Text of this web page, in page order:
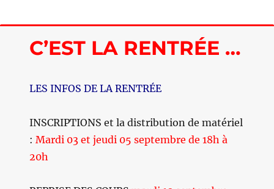
C’EST LA RENTRÉE …
LES INFOS DE LA RENTRÉE
INSCRIPTIONS et la distribution de matériel
: Mardi 03 et jeudi 05 septembre de 18h à
20h